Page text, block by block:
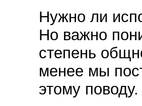
Нужно ли
Но важно
степень
менее мы
этому поводу.